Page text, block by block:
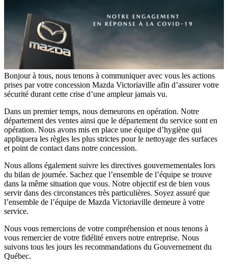
Bonjour à tous, nous tenons à communiquer avec vous les actions
prises par votre concession Mazda Victoriaville afin d’assurer votre
sécurité durant cette crise d’une ampleur jamais vu.
Dans un premier temps, nous demeurons en opération. Notre
département des ventes ainsi que le département du service sont en
opération. Nous avons mis en place une équipe d’hygiène qui
appliquera les règles les plus strictes pour le nettoyage des surfaces
et point de contact dans notre concession.
Nous allons également suivre les directives gouvernementales lors
du bilan de journée. Sachez que l’ensemble de l’équipe se trouve
dans la même situation que vous. Notre objectif est de bien vous
servir dans des circonstances très particulières. Soyez assuré que
l’ensemble de l’équipe de Mazda Victoriaville demeure à votre
service.
Nous vous remercions de votre compréhension et nous tenons à
vous remercier de votre fidélité envers notre entreprise. Nous
suivons tous les jours les recommandations du Gouvernement du
Québec.